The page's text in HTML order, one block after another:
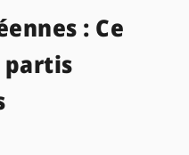
: Ce
partis